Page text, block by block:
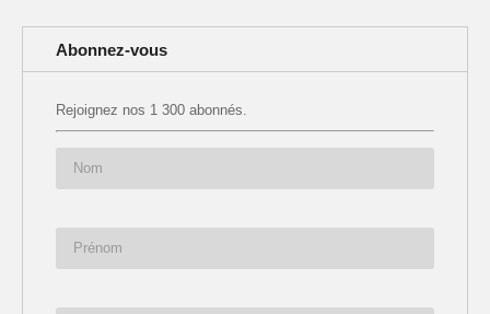
Abonnez-vous
Rejoignez nos 1 300 abonnés.